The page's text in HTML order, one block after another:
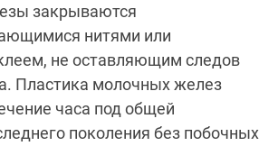
закрываются
нитями или
не оставляющим следов
Пластика молочных желез
часа под общей
поколения без побочных